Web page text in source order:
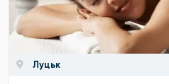
Луцьк